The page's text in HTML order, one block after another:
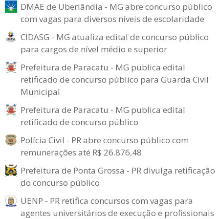
DMAE de Uberlândia - MG abre concurso público
com vagas para diversos níveis de escolaridade
CIDASG - MG atualiza edital de concurso público
para cargos de nível médio e superior
Prefeitura de Paracatu - MG publica edital
retificado de concurso público para Guarda Civil
Municipal
Prefeitura de Paracatu - MG publica edital
retificado de concurso público
Polícia Civil - PR abre concurso público com
remunerações até R$ 26.876,48
Prefeitura de Ponta Grossa - PR divulga retificação
do concurso público
UENP - PR retifica concursos com vagas para
agentes universitários de execução e profissionais